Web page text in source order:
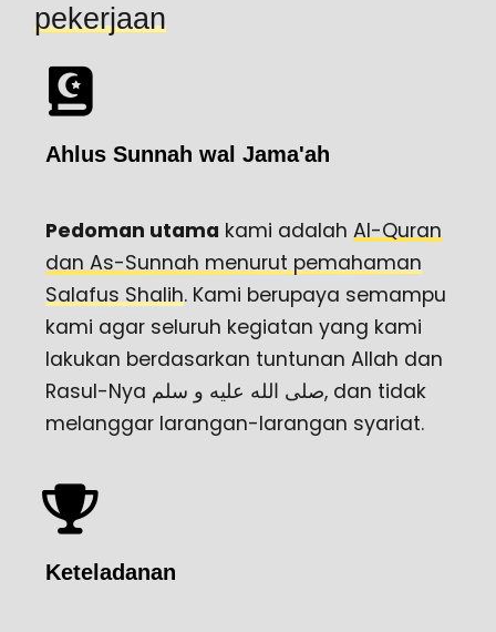
pekerjaan
Ahlus Sunnah wal Jama'ah
Pedoman utama kami adalah Al-Quran
dan As-Sunnah menurut pemahaman
Salafus Shalih. Kami berupaya semampu
kami agar seluruh kegiatan yang kami
lakukan berdasarkan tuntunan Allah dan
Rasul-Nya صلى الله عليه و سلم, dan tidak
melanggar larangan-larangan syariat.
Keteladanan